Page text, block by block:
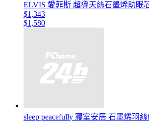
ELVIS 愛菲斯 超導天絲石墨烯助眠
$1,343
$1,580
sleep peacefully 寢室安居 石墨烯羽